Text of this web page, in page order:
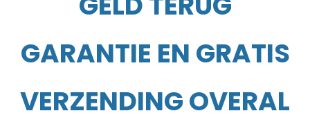
GARANTIE EN GRATIS
VERZENDING OVERAL